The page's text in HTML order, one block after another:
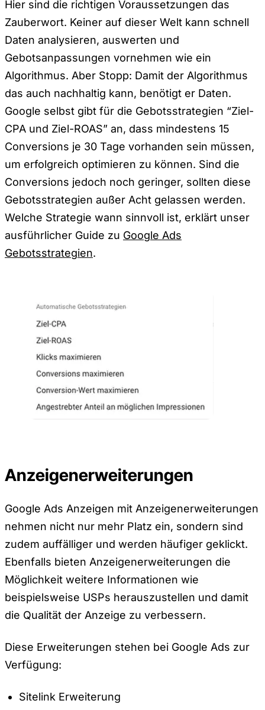
Hier sind die richtigen Voraussetzungen das
Zauberwort. Keiner auf dieser Welt kann schnell
Daten analysieren, auswerten und
Gebotsanpassungen vornehmen wie ein
Algorithmus. Aber Stopp: Damit der Algorithmus
das auch nachhaltig kann, benötigt er Daten.
Google selbst gibt für die Gebotsstrategien “Ziel-
CPA und Ziel-ROAS” an, dass mindestens 15
Conversions je 30 Tage vorhanden sein müssen,
um erfolgreich optimieren zu können. Sind die
Conversions jedoch noch geringer, sollten diese
Gebotsstrategien außer Acht gelassen werden.
Welche Strategie wann sinnvoll ist, erklärt unser
ausführlicher Guide zu Google Ads
Gebotsstrategien.
Anzeigenerweiterungen
Google Ads Anzeigen mit Anzeigenerweiterungen
nehmen nicht nur mehr Platz ein, sondern sind
zudem auffälliger und werden häufiger geklickt.
Ebenfalls bieten Anzeigenerweiterungen die
Möglichkeit weitere Informationen wie
beispielsweise USPs herauszustellen und damit
die Qualität der Anzeige zu verbessern.
Diese Erweiterungen stehen bei Google Ads zur
Verfügung:
Sitelink Erweiterung